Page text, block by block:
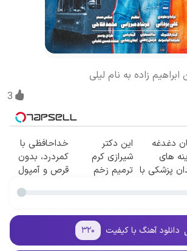
زاده به نام لیلی
3
دغدغه
های
پزشکی با
این دکتر
شیرازی کرم
ترمیم زخم
خداحافظی با
کمردرد، بدون
قرص و آمپول
دانلود آهنگ با کیفیت ۳۲۰